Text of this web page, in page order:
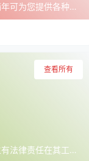
安全在您的日常工作和个人生活中至关重要，满年可为您提供各种安全解决方案，几乎可以涵盖所有安全方面。
工作场所的安全对雇主和员工都至关重要。雇主有法律责任在其工作地点设置正确的安全设备和标识。诸多风险需要控制和缓解，具体视乎环境和正在执行的任务而定。 因此，请花些时间检查您的工作现场和可用的安全用品，确保它们合适且符合各项法规，这一点至关重要。
查看所有